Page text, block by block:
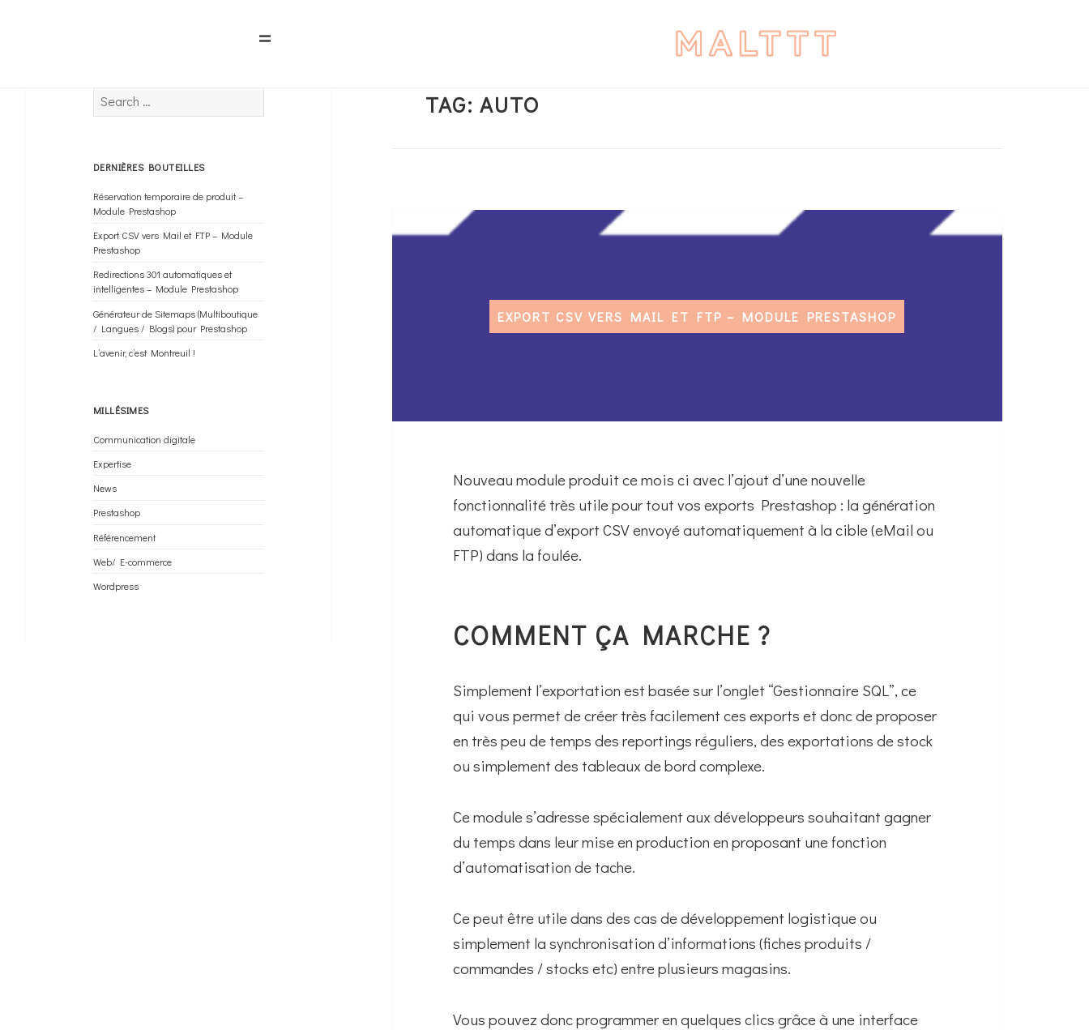
WIDGETS
Search
for:
DERNIÈRES BOUTEILLES
Réservation temporaire de produit –
Module Prestashop
Export CSV vers Mail et FTP – Module
Prestashop
Redirections 301 automatiques et
intelligentes – Module Prestashop
Générateur de Sitemaps (Multiboutique
/ Langues / Blogs) pour Prestashop
L’avenir, c’est Montreuil !
MILLÉSIMES
Communication digitale
Expertise
News
Prestashop
Référencement
Web/ E-commerce
Wordpress
TAG: AUTO
EXPORT CSV VERS MAIL ET FTP – MODULE PRESTASHOP
Nouveau module produit ce mois ci avec l’ajout d’une nouvelle
fonctionnalité très utile pour tout vos exports Prestashop : la génération
automatique d’export CSV envoyé automatiquement à la cible (eMail ou
FTP) dans la foulée.
COMMENT ÇA MARCHE ?
Simplement l’exportation est basée sur l’onglet “Gestionnaire SQL”, ce
qui vous permet de créer très facilement ces exports et donc de proposer
en très peu de temps des reportings réguliers, des exportations de stock
ou simplement des tableaux de bord complexe.
Ce module s’adresse spécialement aux développeurs souhaitant gagner
du temps dans leur mise en production en proposant une fonction
d’automatisation de tache.
Ce peut être utile dans des cas de développement logistique ou
simplement la synchronisation d’informations (fiches produits /
commandes / stocks etc) entre plusieurs magasins.
Vous pouvez donc programmer en quelques clics grâce à une interface